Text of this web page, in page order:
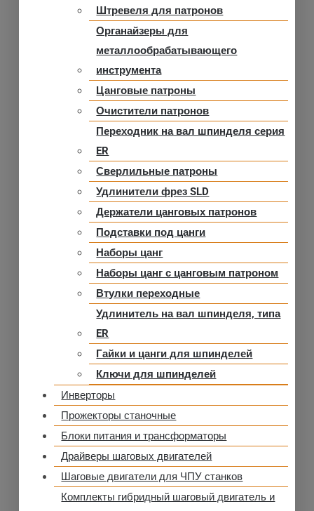
Штревеля для патронов
Органайзеры для
металлообрабатывающего
инструмента
Цанговые патроны
Очистители патронов
Переходник на вал шпинделя серия
ER
Сверлильные патроны
Удлинители фрез SLD
Держатели цанговых патронов
Подставки под цанги
Наборы цанг
Наборы цанг с цанговым патроном
Втулки переходные
Удлинитель на вал шпинделя, типа
ER
Гайки и цанги для шпинделей
Ключи для шпинделей
Инверторы
Прожекторы станочные
Блоки питания и трансформаторы
Драйверы шаговых двигателей
Шаговые двигатели для ЧПУ станков
Комплекты гибридный шаговый двигатель и